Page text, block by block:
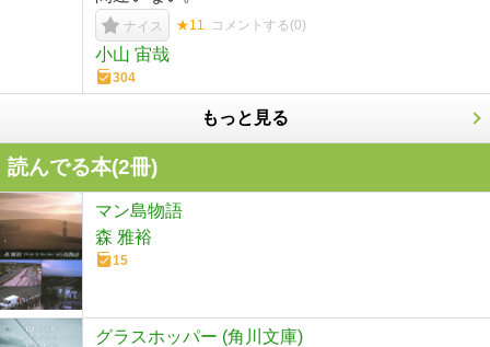
ナイス ★11 コメントする(0)
小山 宙哉
304
もっと見る
読んでる本(2冊)
マン島物語
森 雅裕
15
グラスホッパー (角川文庫)